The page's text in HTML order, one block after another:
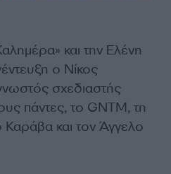
και την Ελένη
ο Νίκος
σχεδιαστής
πάντες, το GNTM, τη
Καράβα και τον Άγγελο